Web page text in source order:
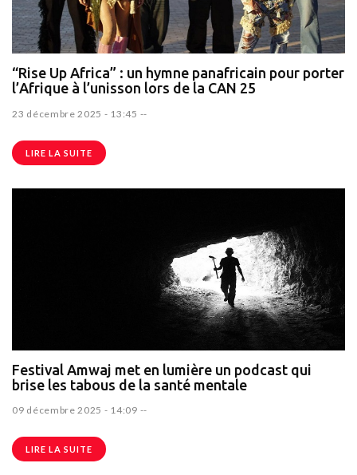
“Rise Up Africa” : un hymne panafricain pour porter
l’Afrique à l’unisson lors de la CAN 25
23 décembre 2025 - 13:45 --
LIRE LA SUITE
Festival Amwaj met en lumière un podcast qui
brise les tabous de la santé mentale
09 décembre 2025 - 14:09 --
LIRE LA SUITE